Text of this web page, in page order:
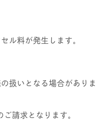
ル料が発生します。
扱いとなる場合がありま
請求となります。